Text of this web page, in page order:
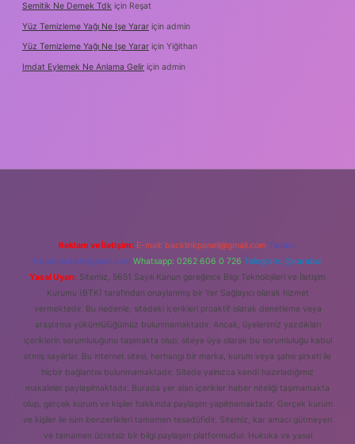
Semitik Ne Demek Tdk için Reşat
Yüz Temizleme Yağı Ne Işe Yarar için admin
Yüz Temizleme Yağı Ne Işe Yarar için Yiğithan
Imdat Eylemek Ne Anlama Gelir için admin
Reklam ve İletişim: E-mail: backlinkpaneli@gmail.com Teams:
forumhizmeti@gmail.com Whatsapp: 0262 606 0 726 Telegram: @karabul
Yasal Uyarı: Sitemiz, 5651 Sayılı Kanun gereğince Bilgi Teknolojileri ve İletişim
Kurumu (BTK) tarafından onaylanmış bir Yer Sağlayıcı olarak hizmet
vermektedir. Bu nedenle, sitedeki içerikleri proaktif olarak denetleme veya
araştırma yükümlülüğümüz bulunmamaktadır. Ancak, üyelerimiz yazdıkları
içeriklerin sorumluluğunu taşımakta olup, siteye üye olarak bu sorumluluğu kabul
etmiş sayılırlar. Bu internet sitesi, herhangi bir marka, kurum veya şahıs şirketi ile
hiçbir bağlantısı bulunmamaktadır. Sitede yalnızca kendi hazırladığımız
makaleler paylaşılmaktadır. Burada yer alan içerikler haber niteliği taşımamakta
olup, gerçek kurum ve kişiler hakkında paylaşım yapılmamaktadır. Gerçek kurum
ve kişiler ile isim benzerlikleri tamamen tesadüfidir. Sitemiz, kar amacı gütmeyen
ve tamamen ücretsiz bir bilgi paylaşım platformudur. Hukuka ve yasal